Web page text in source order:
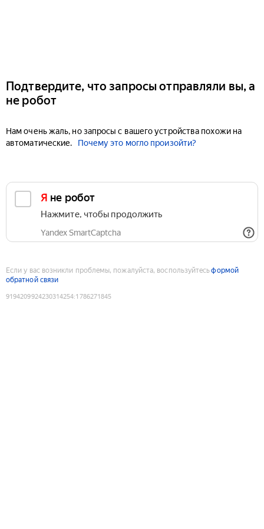
Подтвердите, что запросы отправляли вы, а
не робот
Нам очень жаль, но запросы с вашего устройства похожи на
автоматические.
Почему это могло произойти?
Я не робот
Нажмите, чтобы продолжить
Yandex SmartCaptcha
Если у вас возникли проблемы, пожалуйста, воспользуйтесьформой
обратной связи
9194209924230314254:1786271845